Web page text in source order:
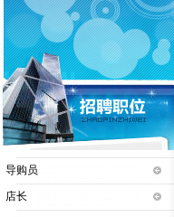
导购员
店长